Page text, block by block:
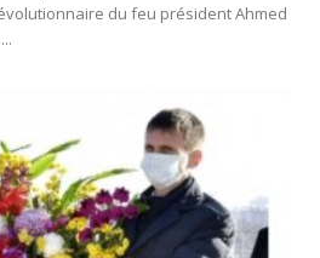
du feu président Ahmed